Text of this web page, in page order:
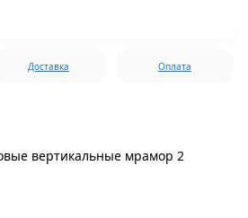
Доставка Оплата
вертикальные мрамор 2